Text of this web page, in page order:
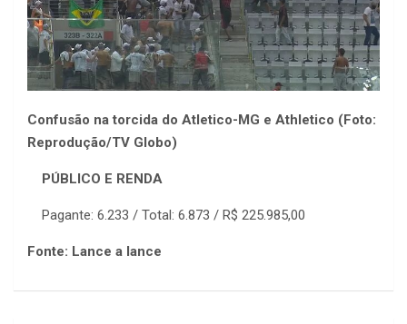
Confusão na torcida do Atletico-MG e Athletico (Foto:
Reprodução/TV Globo)
PÚBLICO E RENDA
Pagante: 6.233 / Total: 6.873 / R$ 225.985,00
Fonte: Lance a lance